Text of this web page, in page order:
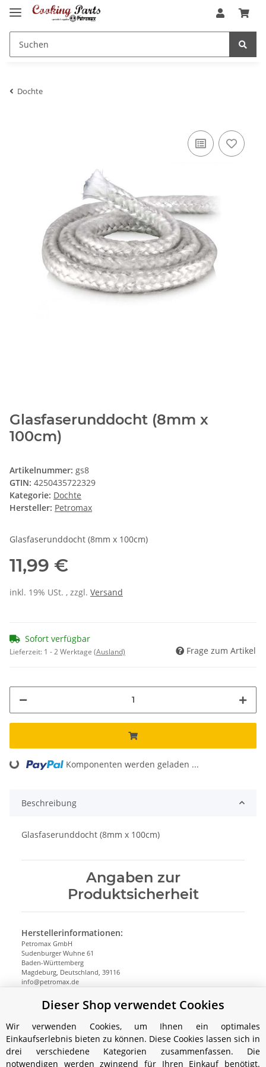
Dochte
Glasfaserunddocht (8mm x
100cm)
Artikelnummer: gs8
GTIN: 4250435722329
Kategorie: Dochte
Hersteller: Petromax
Glasfaserunddocht (8mm x 100cm)
11,99 €
inkl. 19% USt. , zzgl. Versand
Sofort verfügbar
Lieferzeit: 1 - 2 Werktage (Ausland) Frage zum Artikel
Loading... Komponenten werden geladen ...
Beschreibung
Glasfaserunddocht (8mm x 100cm)
Angaben zur
Produktsicherheit
Herstellerinformationen:
Petromax GmbH
Sudenburger Wuhne 61
Baden-Württemberg
Magdeburg, Deutschland, 39116
info@petromax.de
Dieser Shop verwendet Cookies
Wir verwenden Cookies, um Ihnen ein optimales
Einkaufserlebnis bieten zu können. Diese Cookies lassen sich in
drei verschiedene Kategorien zusammenfassen. Die
notwendigen werden zwingend für Ihren Einkauf benötigt.